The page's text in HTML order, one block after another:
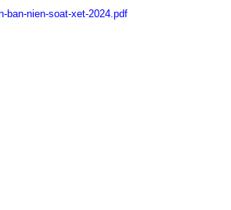
ban-nien-soat-xet-2024.pdf